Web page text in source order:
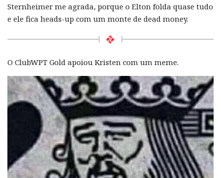
Sternheimer me agrada, porque o Elton folda quase tudo
e ele fica heads-up com um monte de dead money.
O ClubWPT Gold apoiou Kristen com um meme.